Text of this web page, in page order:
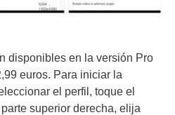
disponibles en la versión Pro
euros. Para iniciar la
el perfil, toque el
superior derecha, elija